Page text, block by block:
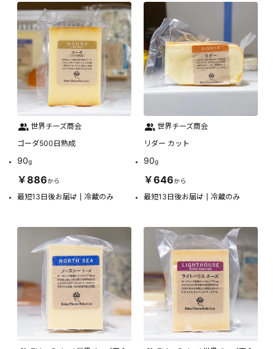
世界チーズ商会
ゴーダ500日熟成
90g
￥886から
最短13日後お届け 冷蔵のみ
世界チーズ商会
リダー カット
90g
￥646から
最短13日後お届け 冷蔵のみ